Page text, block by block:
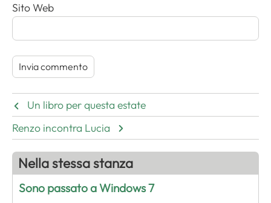
Sito Web
Un libro per questa estate
Renzo incontra Lucia
Nella stessa stanza
Sono passato a Windows 7